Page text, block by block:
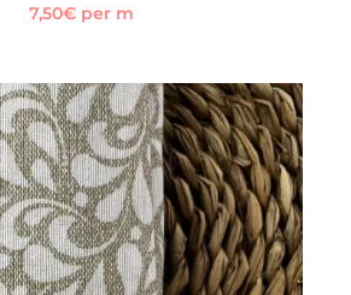
7,50€per m